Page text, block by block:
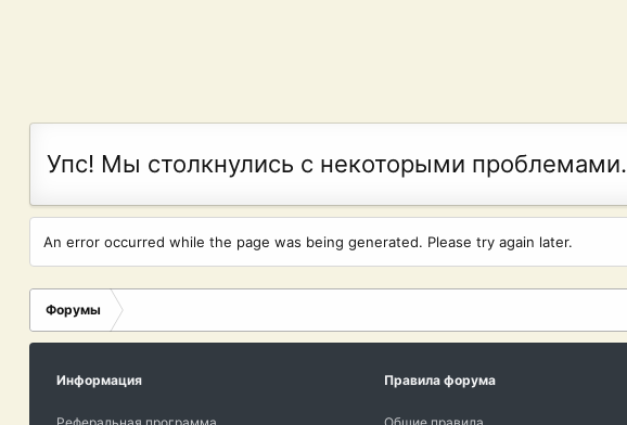
Упс! Мы столкнулись с некоторыми проблемами.
An error occurred while the page was being generated. Please try again later.
Форумы
Информация Правила форума